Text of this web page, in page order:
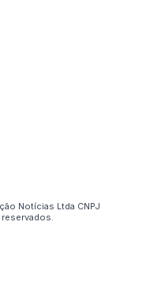
Notícias Ltda CNPJ